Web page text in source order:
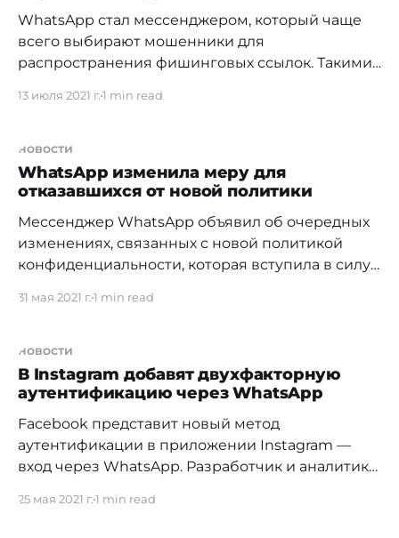
Такая расшифровка будет базироваться на
алгоритмах гомоморфного шифрования,
WhatsApp стал мессенджером, который чаще
всего выбирают мошенники для
распространения фишинговых ссылок. Такими
Касперского», изучив динамику атак через
WhatsApp делились фишинговыми ссылками и
передавали свои личные данные
злоумышленникам почти в 90% случаев, а доля
атак в Казахстане достигает 96%.
Злоумышленники используют
13 июля 2021 г.1 min read
новости
WhatsApp изменила меру для
отказавшихся от новой политики
Мессенджер WhatsApp объявил об очередных
изменениях, связанных с новой политикой
конфиденциальности, которая вступила в силу
ограничивать функциональные возможности
Объясняют они это решение тем, что
проконсультировались с рядом экспертов и
государственных регуляторов. Но при этом,
WhatsApp продолжит предлагать
31 мая 2021 г.1 min read
новости
В Instagram добавят двухфакторную
аутентификацию через WhatsApp
Facebook представит новый метод
аутентификации в приложении Instagram —
вход через WhatsApp. Разработчик и аналитик
информацией, что Instagram уже тестирует
25 мая 2021 г.1 min read